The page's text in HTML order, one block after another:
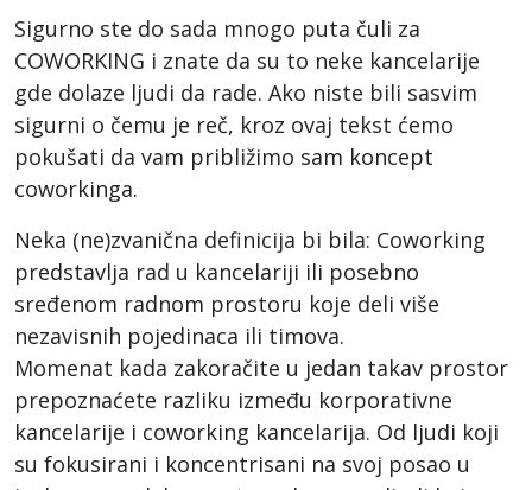
Sigurno ste do sada mnogo puta čuli za
COWORKING i znate da su to neke kancelarije
gde dolaze ljudi da rade. Ako niste bili sasvim
sigurni o čemu je reč, kroz ovaj tekst ćemo
pokušati da vam približimo sam koncept
coworkinga.
Neka (ne)zvanična definicija bi bila: Coworking
predstavlja rad u kancelariji ili posebno
sređenom radnom prostoru koje deli više
nezavisnih pojedinaca ili timova.
Momenat kada zakoračite u jedan takav prostor
prepoznaćete razliku između korporativne
kancelarije i coworking kancelarija. Od ljudi koji
su fokusirani i koncentrisani na svoj posao u